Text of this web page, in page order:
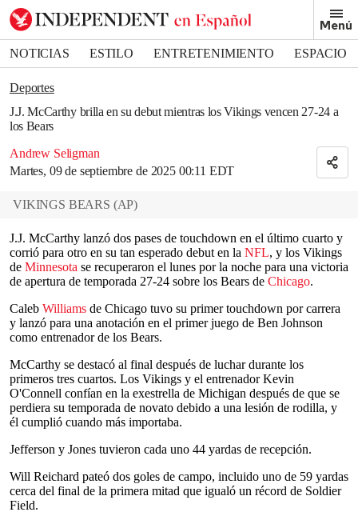
Menú
NOTICIAS ESTILO ENTRETENIMIENTO
ESPACIO
DEPORTES
Deportes
J.J. McCarthy brilla en su debut mientras los Vikings vencen 27-24 a
los Bears
Andrew Seligman
Martes, 09 de septiembre de 2025 00:11 EDT
Bookmark popover
Removed from bookmarks
Close popover
VIKINGS BEARS (AP)
J.J. McCarthy lanzó dos pases de touchdown en el último cuarto y
corrió para otro en su tan esperado debut en la NFL, y los Vikings
de Minnesota se recuperaron el lunes por la noche para una victoria
de apertura de temporada 27-24 sobre los Bears de Chicago.
Caleb Williams de Chicago tuvo su primer touchdown por carrera
y lanzó para una anotación en el primer juego de Ben Johnson
como entrenador de los Bears.
McCarthy se destacó al final después de luchar durante los
primeros tres cuartos. Los Vikings y el entrenador Kevin
O'Connell confían en la exestrella de Michigan después de que se
perdiera su temporada de novato debido a una lesión de rodilla, y
él cumplió cuando más importaba.
Jefferson y Jones tuvieron cada uno 44 yardas de recepción.
Will Reichard pateó dos goles de campo, incluido uno de 59 yardas
cerca del final de la primera mitad que igualó un récord de Soldier
Field.